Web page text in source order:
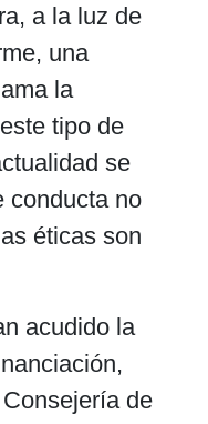
a la luz de
una
la
tipo de
se
conducta no
éticas son
acudido la
de